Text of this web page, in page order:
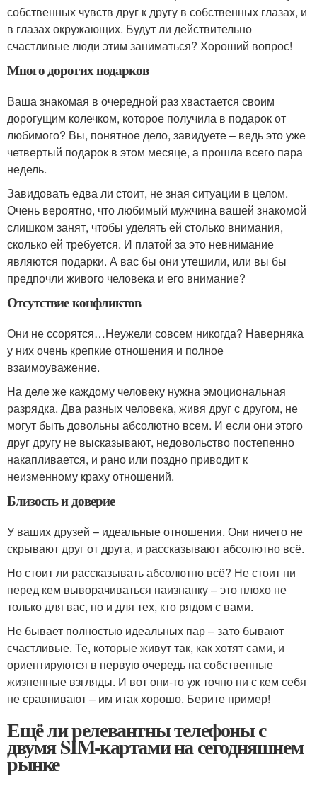
собственных чувств друг к другу в собственных глазах, и
в глазах окружающих. Будут ли действительно
счастливые люди этим заниматься? Хороший вопрос!
Много дорогих подарков
Ваша знакомая в очередной раз хвастается своим
дорогущим колечком, которое получила в подарок от
любимого? Вы, понятное дело, завидуете – ведь это уже
четвертый подарок в этом месяце, а прошла всего пара
недель.
Завидовать едва ли стоит, не зная ситуации в целом.
Очень вероятно, что любимый мужчина вашей знакомой
слишком занят, чтобы уделять ей столько внимания,
сколько ей требуется. И платой за это невнимание
являются подарки. А вас бы они утешили, или вы бы
предпочли живого человека и его внимание?
Отсутствие конфликтов
Они не ссорятся…Неужели совсем никогда? Наверняка
у них очень крепкие отношения и полное
взаимоуважение.
На деле же каждому человеку нужна эмоциональная
разрядка. Два разных человека, живя друг с другом, не
могут быть довольны абсолютно всем. И если они этого
друг другу не высказывают, недовольство постепенно
накапливается, и рано или поздно приводит к
неизменному краху отношений.
Близость и доверие
У ваших друзей – идеальные отношения. Они ничего не
скрывают друг от друга, и рассказывают абсолютно всё.
Но стоит ли рассказывать абсолютно всё? Не стоит ни
перед кем выворачиваться наизнанку – это плохо не
только для вас, но и для тех, кто рядом с вами.
Не бывает полностью идеальных пар – зато бывают
счастливые. Те, которые живут так, как хотят сами, и
ориентируются в первую очередь на собственные
жизненные взгляды. И вот они-то уж точно ни с кем себя
не сравнивают – им итак хорошо. Берите пример!
Ещё ли релевантны телефоны с
двумя SIM-картами на сегодняшнем
рынке